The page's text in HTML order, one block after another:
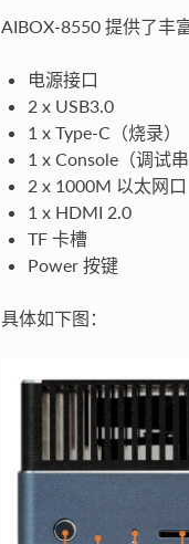
AIBOX-8550 提供了丰
电源接口
2 x USB3.0
1 x Type-C（烧录）
1 x Console（调试串
2 x 1000M 以太网口
1 x HDMI 2.0
TF 卡槽
Power 按键
具体如下图：